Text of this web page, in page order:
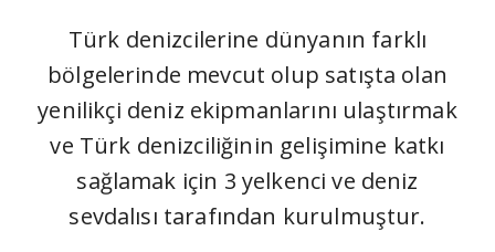
Türk denizcilerine dünyanın farklı
bölgelerinde mevcut olup satışta olan
yenilikçi deniz ekipmanlarını ulaştırmak
ve Türk denizciliğinin gelişimine katkı
sağlamak için 3 yelkenci ve deniz
sevdalısı tarafından kurulmuştur.